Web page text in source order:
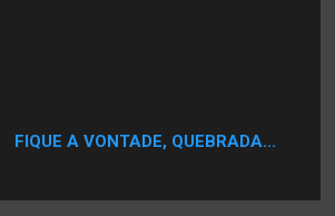
FIQUE A VONTADE, QUEBRADA...